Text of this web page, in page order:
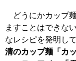
どうにかカップ
ますことはできな
なレシピを発明し
清のカップ麺「カ